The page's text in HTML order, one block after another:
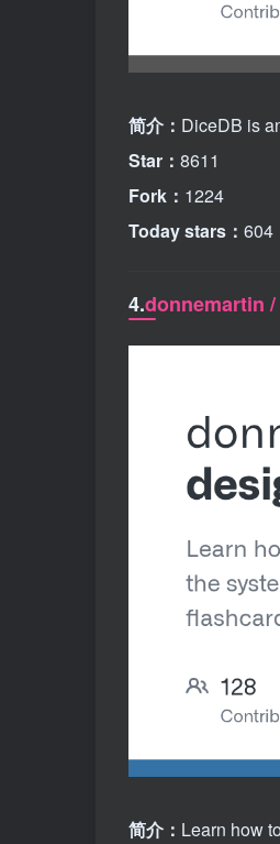
简介： DiceDB is
Star： 8611
Fork： 1224
Today stars： 604
4.donnemartin
简介： Learn how